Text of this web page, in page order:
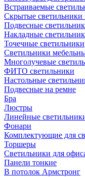
Встраиваемые
Скрытые светильники
Подвесные
Накладные
Точечные светильники
Светильники
Многолучевые
ФИТО светильники
Настольные
Подвесные на ремне
Бра
Люстры
Линейные
Фонари
Комплектующие для
Торшеры
Светильники для
Панели тонкие
В потолок Армстронг